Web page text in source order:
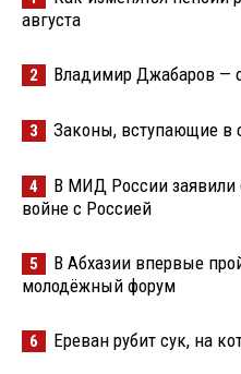
августа
2 Владимир Джабаров —
3 Законы, вступающие в
4
В МИД России заявили
войне с Россией
5
В Абхазии впервые
молодёжный форум
6 Ереван рубит сук, на